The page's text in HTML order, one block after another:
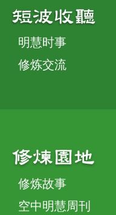
明慧时事
修炼交流
修炼故事
空中明慧周刊